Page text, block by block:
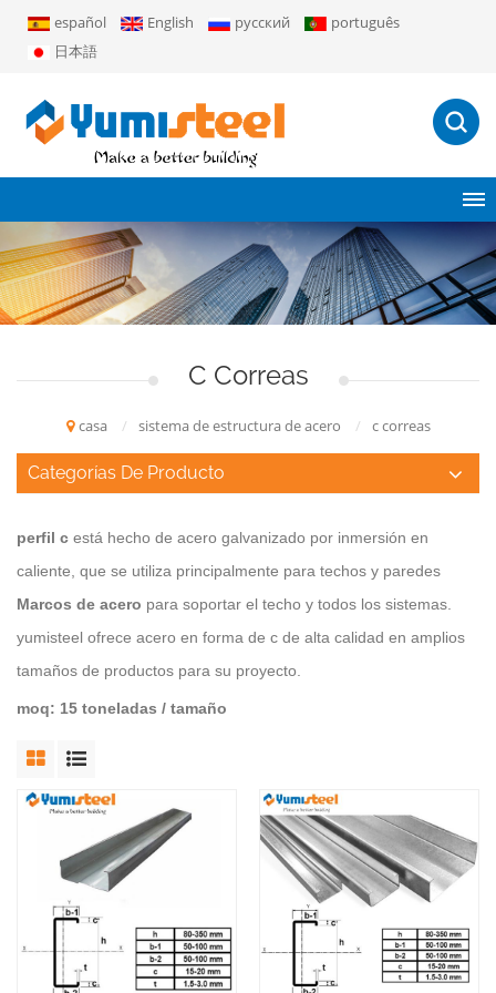
español English русский
português
日本語
C Correas
casa / sistema de estructura de acero / c correas
Categorías De Producto
perfil c está hecho de acero galvanizado por inmersión en
caliente, que se utiliza principalmente para techos y paredes
Marcos de acero para soportar el techo y todos los sistemas.
yumisteel ofrece acero en forma de c de alta calidad en amplios
tamaños de productos para su proyecto.
moq: 15 toneladas / tamaño